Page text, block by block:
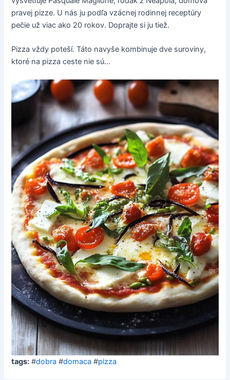
pravej pizze. U nás ju podľa vzácnej rodinnej receptúry
pečie už viac ako 20 rokov. Doprajte si ju tiež.
Pizza vždy poteší. Táto navyše kombinuje dve suroviny,
ktoré na pizza ceste nie sú...
tags: #dobra #domaca #pizza